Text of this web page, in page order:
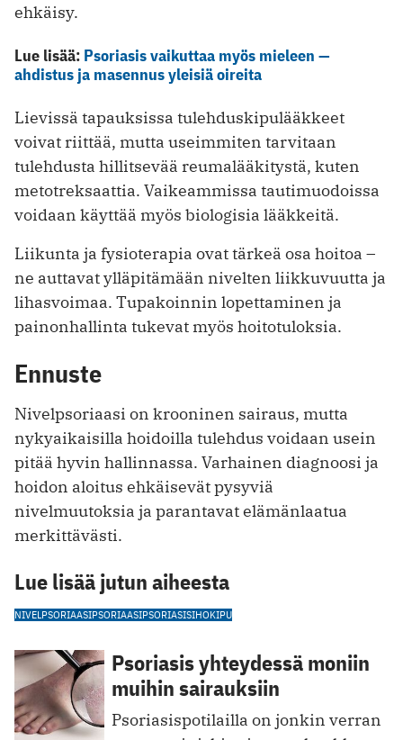
ehkäisy.
Lue lisää: Psoriasis vaikuttaa myös mieleen —
ahdistus ja masennus yleisiä oireita
Lievissä tapauksissa tulehduskipulääkkeet
voivat riittää, mutta useimmiten tarvitaan
tulehdusta hillitsevää reumalääkitystä, kuten
metotreksaattia. Vaikeammissa tautimuodoissa
voidaan käyttää myös biologisia lääkkeitä.
Liikunta ja fysioterapia ovat tärkeä osa hoitoa –
ne auttavat ylläpitämään nivelten liikkuvuutta ja
lihasvoimaa. Tupakoinnin lopettaminen ja
painonhallinta tukevat myös hoitotuloksia.
Ennuste
Nivelpsoriaasi on krooninen sairaus, mutta
nykyaikaisilla hoidoilla tulehdus voidaan usein
pitää hyvin hallinnassa. Varhainen diagnoosi ja
hoidon aloitus ehkäisevät pysyviä
nivelmuutoksia ja parantavat elämänlaatua
merkittävästi.
Lue lisää jutun aiheesta
NIVELPSORIAASIPSORIAASIPSORIASISIHOKIPU
Psoriasis yhteydessä moniin
muihin sairauksiin
Psoriasispotilailla on jonkin verran